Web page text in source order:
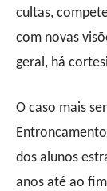
cultas,
com novas
geral, há
O caso mais
dos alunos
anos até ao